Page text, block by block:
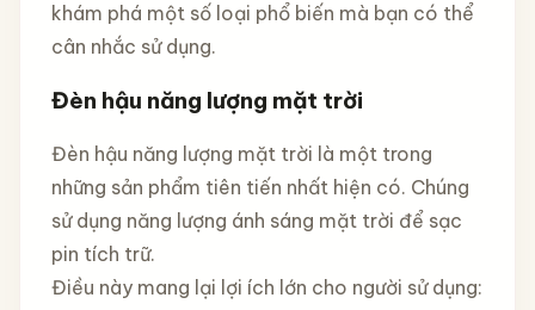
khám phá một số loại phổ biến mà bạn có thể
cân nhắc sử dụng.
Đèn hậu năng lượng mặt trời
Đèn hậu năng lượng mặt trời là một trong
những sản phẩm tiên tiến nhất hiện có. Chúng
sử dụng năng lượng ánh sáng mặt trời để sạc
pin tích trữ.
Điều này mang lại lợi ích lớn cho người sử dụng: